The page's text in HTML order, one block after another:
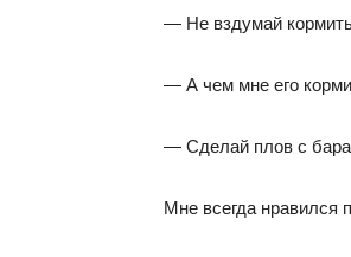
— Не вздумай
— А чем мне его
— Сделай плов с
Мне всегда нравился